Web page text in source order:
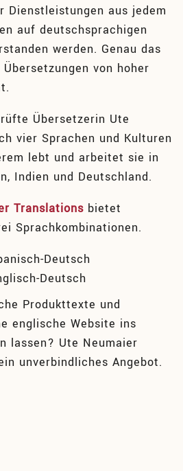
Dienstleistungen aus jedem
auf deutschsprachigen
werden. Genau das
von hoher
Übersetzerin Ute
vier Sprachen und Kulturen
lebt und arbeitet sie in
Indien und Deutschland.
Translations bietet
Sprachkombinationen.
Deutsch
Deutsch
Produkttexte und
englische Website ins
lassen? Ute Neumaier
unverbindliches Angebot.